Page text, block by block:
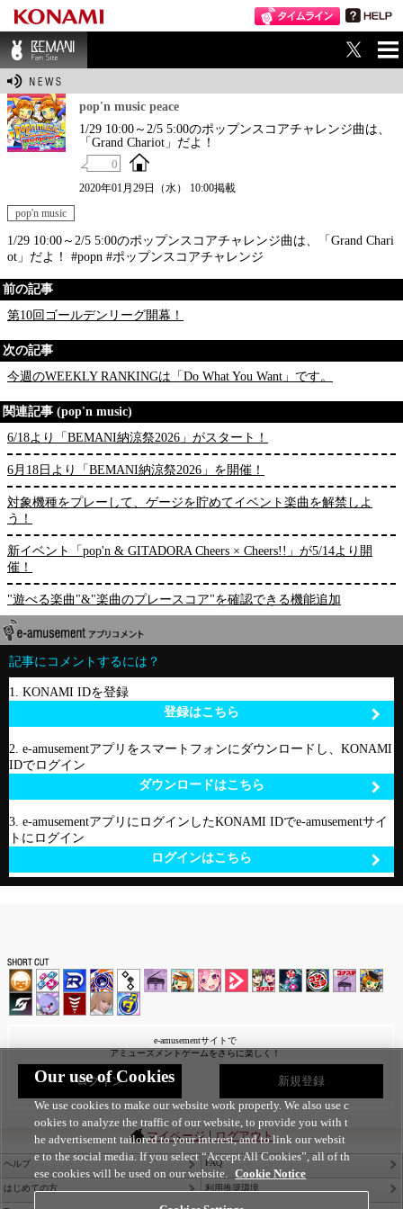
BEMANI Fan Sit
pop'n music peace
1/29 10:00～2/5 5:00のポップンスコアチャレンジ曲は、
「Grand Chariot」だよ！
0
2020年01月29日（水） 10:00掲載
pop'n music
1/29 10:00～2/5 5:00のポップンスコアチャレンジ曲は、「Grand Chari
ot」だよ！ #popn #ポップンスコアチャレンジ
前の記事
第10回ゴールデンリーグ開幕！
次の記事
今週のWEEKLY RANKINGは「Do What You Want」です。
関連記事 (pop'n music)
6/18より「BEMANI納涼祭2026」がスタート！
6月18日より「BEMANI納涼祭2026」を開催！
対象機種をプレーして、ゲージを貯めてイベント楽曲を解禁しよ
う！
新イベント「pop'n & GITADORA Cheers × Cheers!!」が5/14より開
催！
"遊べる楽曲"&"楽曲のプレースコア"を確認できる機能追加
記事にコメントするには？
1. KONAMI IDを登録
登録はこちら
2. e-amusementアプリをスマートフォンにダウンロードし、KONAMI
IDでログイン
ダウンロードはこちら
3. e-amusementアプリにログインしたKONAMI IDでe-amusementサイ
トにログイン
ログインはこちら
e-amusementサイトで
アミューズメントゲームをさらに楽しく！
ログイン 新規登録
マイページ|ログアウト
ヘルプ FAQ
はじめての方 利用推奨環境
Our use of Cookies
We use cookies to make our website work properly. We also use c
ookies to analyze the traffic of our website, to provide you with t
he advertisement tailored to your interest, and to link our websit
e to the social media. If you select “Accept All Cookies”, all of th
ese cookies will be used on our website. Cookie Notice